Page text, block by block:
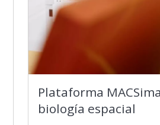
Plataforma
biología espacial